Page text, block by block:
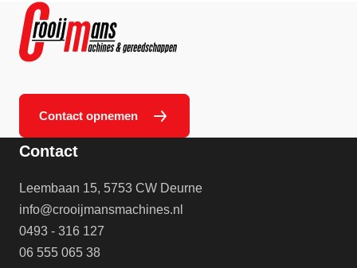
Contact opnemen
Contact
Leembaan 15, 5753 CW Deurne
info@crooijmansmachines.nl
0493 - 316 127
06 555 065 38